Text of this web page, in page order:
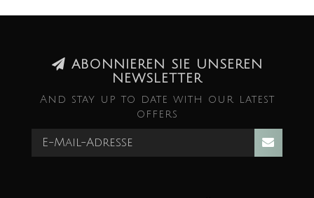
ABONNIEREN SIE UNSEREN
NEWSLETTER
And stay up to date with our latest
offers